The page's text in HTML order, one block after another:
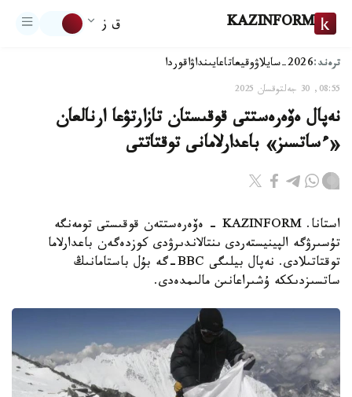
KAZINFORM ق ز
ترەند:2026-سايلاۋ وقيعاتاعايىنداۋاقوردا
08:55, 30 جەلتوقسان 2025
نەپال ەۆەرەستتى قوقىستان تازارتۋعا ارنالعان
«ءساتسىز» باعدارلامانى توقتاتتى
استانا. KAZINFORM - ەۆەرەستتەن قوقىستى تومەنگە
تۇسىرۋگە الپينيستەردى ىنتالاندىرۋدى كوزدەگەن باعدارلاما
توقتاتىلادى. نەپال بيلىگى BBC-گە بۇل باستامانىڭ
ساتسىزدىككە ۇشىراعانىن مالىمدەدى.